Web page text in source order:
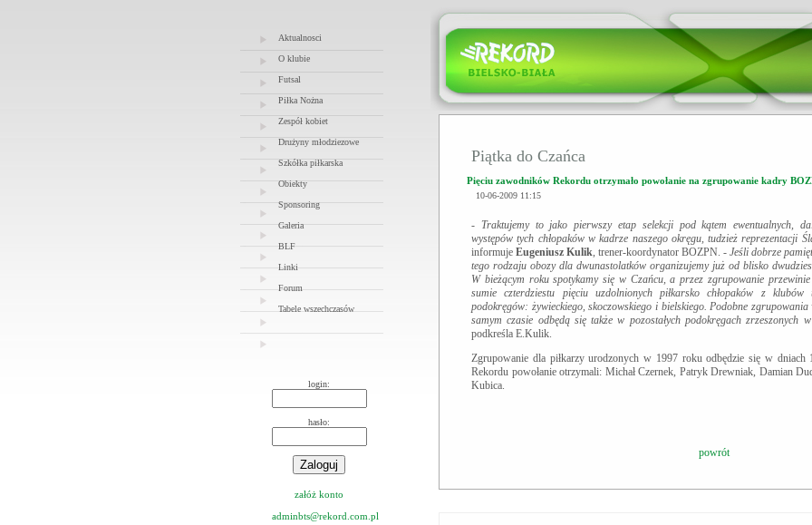
Aktualnosci
O klubie
Futsal
Piłka Nożna
Zespół kobiet
Drużyny młodziezowe
Szkółka piłkarska
Obiekty
Sponsoring
Galeria
BLF
Linki
Forum
Tabele wszechczasów
login:
hasło:
załóż konto
adminbts@rekord.com.pl
Piątka do Czańca
Pięciu zawodników Rekordu otrzymało powołanie na zgrupowanie kadry
10-06-2009 11:15
- Traktujemy to jako pierwszy etap selekcji pod kątem ewentualnych,
występów tych chłopaków w kadrze naszego okręgu, tudzież reprezentacji
informuje Eugeniusz Kulik, trener-koordynator BOZPN. - Jeśli dobrze
tego rodzaju obozy dla dwunastolatków organizujemy już od blisko
W bieżącym roku spotykamy się w Czańcu, a przez zgrupowanie
sumie czterdziestu pięciu uzdolnionych piłkarsko chłopaków z klubów
podokręgów: żywieckiego, skoczowskiego i bielskiego. Podobne zgrupowania
samym czasie odbędą się także w pozostałych podokręgach zrzeszonych
podkreśla E.Kulik.
Zgrupowanie dla piłkarzy urodzonych w 1997 roku odbędzie się w dniach
Rekordu powołanie otrzymali: Michał Czernek, Patryk Drewniak, Damian
Kubica.
powrót